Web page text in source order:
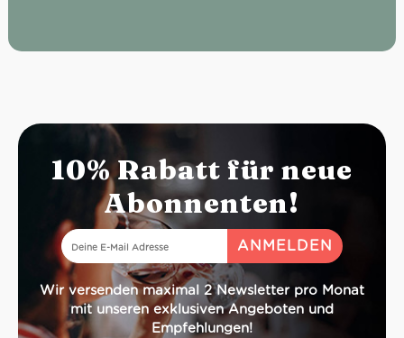
10% Rabatt für neue
Abonnenten!
Wir versenden maximal 2 Newsletter pro Monat
mit unseren exklusiven Angeboten und
Empfehlungen!